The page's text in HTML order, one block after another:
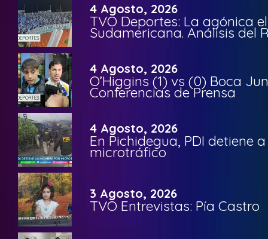
4 Agosto, 2026
TVO Deportes: La agónica
Sudamericana. Análisis del
4 Agosto, 2026
O’Higgins (1) vs (0) Boca
Conferencias de Prensa
4 Agosto, 2026
En Pichidegua, PDI detiene
microtráfico
3 Agosto, 2026
TVO Entrevistas: Pía Castro